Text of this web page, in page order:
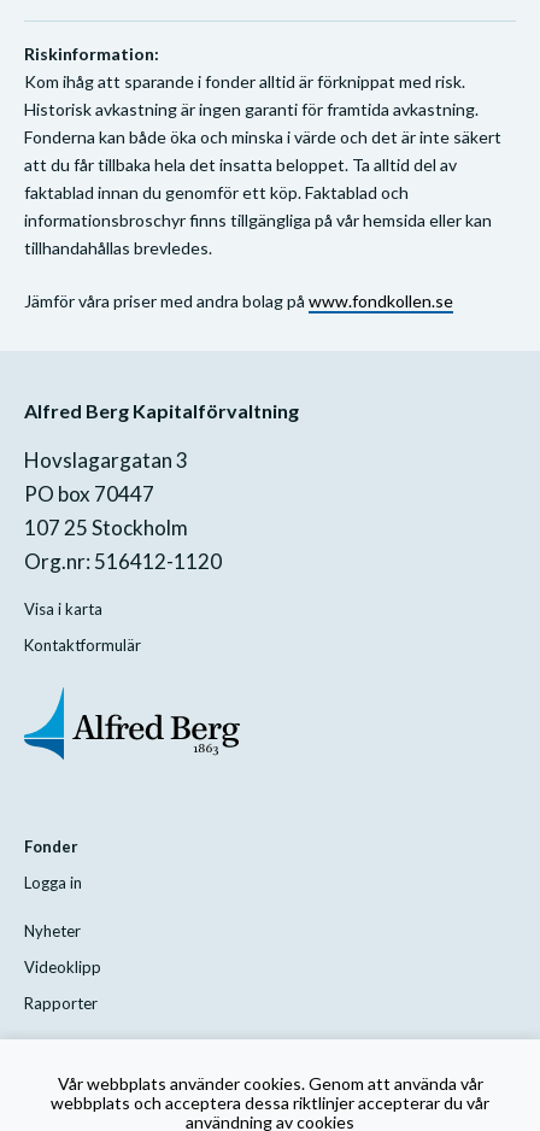
Riskinformation:
Kom ihåg att sparande i fonder alltid är förknippat med risk.
Historisk avkastning är ingen garanti för framtida avkastning.
Fonderna kan både öka och minska i värde och det är inte säkert
att du får tillbaka hela det insatta beloppet. Ta alltid del av
faktablad innan du genomför ett köp. Faktablad och
informationsbroschyr finns tillgängliga på vår hemsida eller kan
tillhandahållas brevledes.
Jämför våra priser med andra bolag på www.fondkollen.se
Alfred Berg Kapitalförvaltning
Hovslagargatan 3
PO box 70447
107 25 Stockholm
Org.nr: 516412-1120
Visa i karta
Kontaktformulär
Fonder
Logga in
Nyheter
Videoklipp
Rapporter
Kontakta oss
Vår webbplats använder cookies. Genom att använda vår
webbplats och acceptera dessa riktlinjer accepterar du vår
användning av cookies